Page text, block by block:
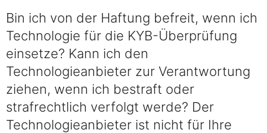
Bin ich von der Haftung befreit, wenn ich
Technologie für die KYB-Überprüfung
einsetze? Kann ich den
Technologieanbieter zur Verantwortung
ziehen, wenn ich bestraft oder
strafrechtlich verfolgt werde? Der
Technologieanbieter ist nicht für Ihre